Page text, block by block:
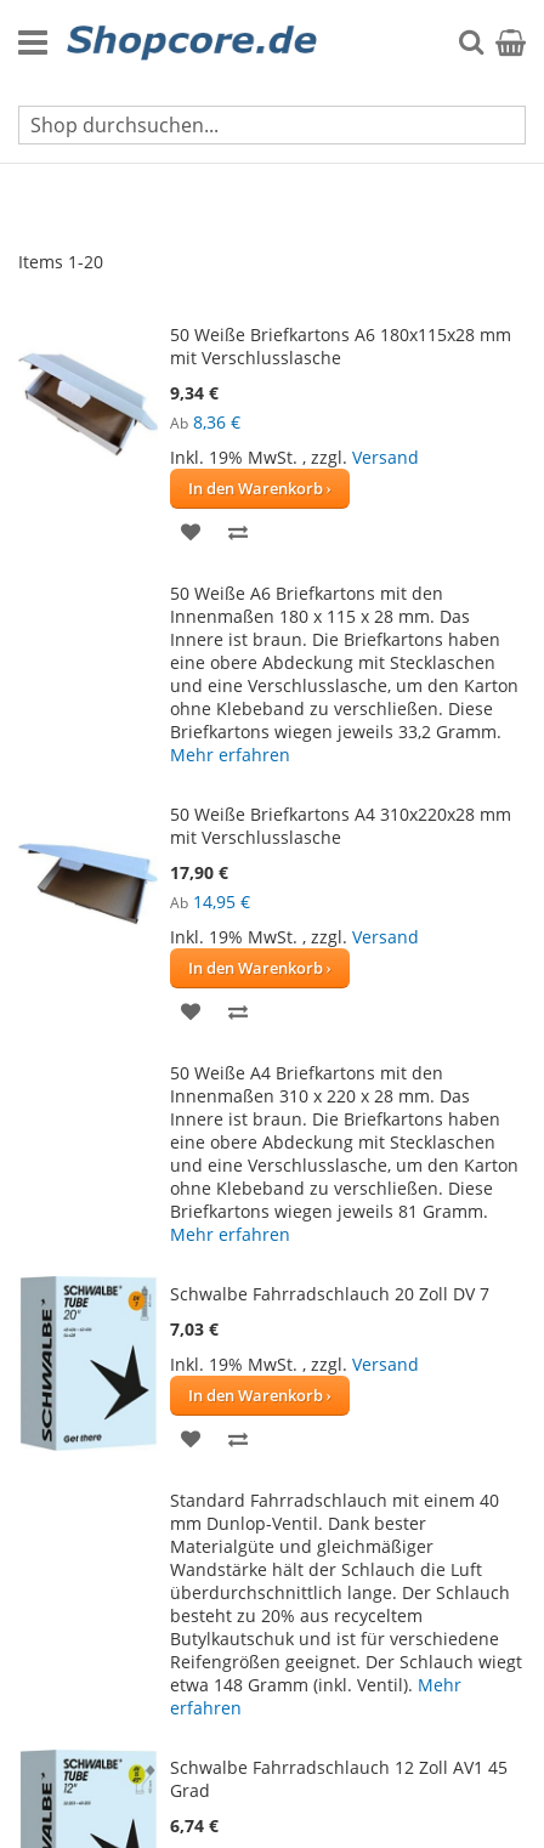
Inhalt
springen
Suche
Mein
Neue Produkte
Items 1-20
50 Weiße Briefkartons A6 180x115x28 mm
mit Verschlusslasche
9,34 €
Ab 8,36 €
Inkl. 19% MwSt. , zzgl. Versand
In den Warenkorb
ZUR
HINZUFÜGEN
HINZUFÜGEN
50 Weiße A6 Briefkartons mit den
Innenmaßen 180 x 115 x 28 mm. Das
Innere ist braun. Die Briefkartons haben
eine obere Abdeckung mit Stecklaschen
und eine Verschlusslasche, um den Karton
ohne Klebeband zu verschließen. Diese
Briefkartons wiegen jeweils 33,2 Gramm.
Mehr erfahren
50 Weiße Briefkartons A4 310x220x28 mm
mit Verschlusslasche
17,90 €
Ab 14,95 €
Inkl. 19% MwSt. , zzgl. Versand
In den Warenkorb
ZUR
HINZUFÜGEN
HINZUFÜGEN
50 Weiße A4 Briefkartons mit den
Innenmaßen 310 x 220 x 28 mm. Das
Innere ist braun. Die Briefkartons haben
eine obere Abdeckung mit Stecklaschen
und eine Verschlusslasche, um den Karton
ohne Klebeband zu verschließen. Diese
Briefkartons wiegen jeweils 81 Gramm.
Mehr erfahren
Schwalbe Fahrradschlauch 20 Zoll DV 7
7,03 €
Inkl. 19% MwSt. , zzgl. Versand
In den Warenkorb
ZUR
HINZUFÜGEN
HINZUFÜGEN
Standard Fahrradschlauch mit einem 40
mm Dunlop-Ventil. Dank bester
Materialgüte und gleichmäßiger
Wandstärke hält der Schlauch die Luft
überdurchschnittlich lange. Der Schlauch
besteht zu 20% aus recyceltem
Butylkautschuk und ist für verschiedene
Reifengrößen geeignet. Der Schlauch wiegt
etwa 148 Gramm (inkl. Ventil). Mehr
erfahren
Schwalbe Fahrradschlauch 12 Zoll AV1 45
Grad
6,74 €